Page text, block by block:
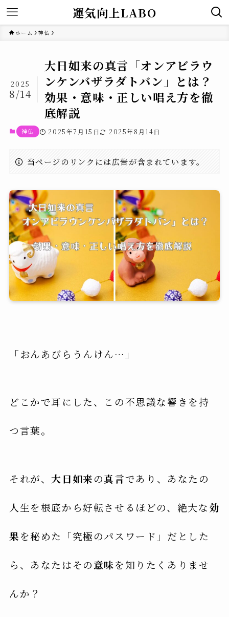
運気向上LABO
ホーム 神仏
大日如来の真言「オンアビラウ
ンケンバザラダトバン」とは？
効果・意味・正しい唱え方を徹
底解説
2025
8/14
神仏 2025年7月15日 2025年8月14日
当ページのリンクには広告が含まれています。
「おんあびらうんけん…」
どこかで耳にした、この不思議な響きを持
つ言葉。
それが、大日如来の真言であり、あなたの
人生を根底から好転させるほどの、絶大な 効
果を秘めた「究極のパスワード」だとした
ら、あなたはその意味を知りたくありませ
んか？